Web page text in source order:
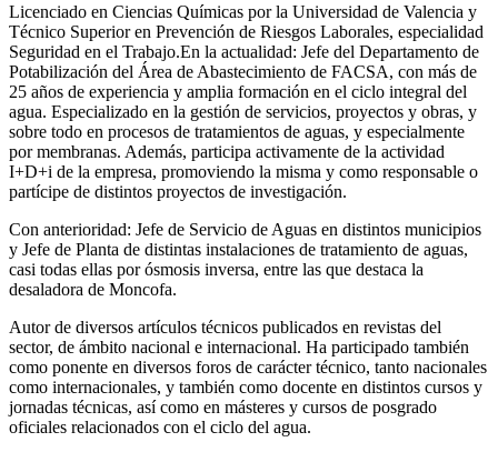
Licenciado en Ciencias Químicas por la Universidad de Valencia y
Técnico Superior en Prevención de Riesgos Laborales, especialidad
Seguridad en el Trabajo.En la actualidad: Jefe del Departamento de
Potabilización del Área de Abastecimiento de FACSA, con más de
25 años de experiencia y amplia formación en el ciclo integral del
agua. Especializado en la gestión de servicios, proyectos y obras, y
sobre todo en procesos de tratamientos de aguas, y especialmente
por membranas. Además, participa activamente de la actividad
I+D+i de la empresa, promoviendo la misma y como responsable o
partícipe de distintos proyectos de investigación.
Con anterioridad: Jefe de Servicio de Aguas en distintos municipios
y Jefe de Planta de distintas instalaciones de tratamiento de aguas,
casi todas ellas por ósmosis inversa, entre las que destaca la
desaladora de Moncofa.
Autor de diversos artículos técnicos publicados en revistas del
sector, de ámbito nacional e internacional. Ha participado también
como ponente en diversos foros de carácter técnico, tanto nacionales
como internacionales, y también como docente en distintos cursos y
jornadas técnicas, así como en másteres y cursos de posgrado
oficiales relacionados con el ciclo del agua.